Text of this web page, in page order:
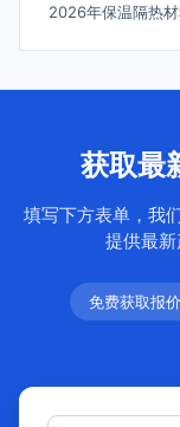
2026年保温隔热
获取最
填写下方表单，我
提供最
免费获取报价